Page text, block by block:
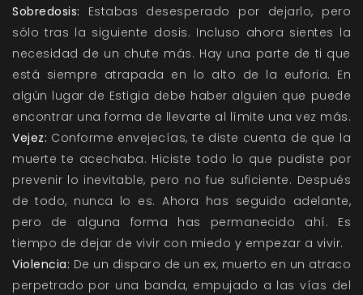
Sobredosis: Estabas desesperado por dejarlo, pero
sólo tras la siguiente dosis. Incluso ahora sientes la
necesidad de un chute más. Hay una parte de ti que
está siempre atrapada en lo alto de la euforia. En
algún lugar de Estigia debe haber alguien que puede
encontrar una forma de llevarte al límite una vez más.
Vejez: Conforme envejecías, te diste cuenta de que la
muerte te acechaba. Hiciste todo lo que pudiste por
prevenir lo inevitable, pero no fue suficiente. Después
de todo, nunca lo es. Ahora has seguido adelante,
pero de alguna forma has permanecido ahí. Es
tiempo de dejar de vivir con miedo y empezar a vivir.
Violencia: De un disparo de un ex, muerto en un atraco
perpetrado por una banda, empujado a las vías del